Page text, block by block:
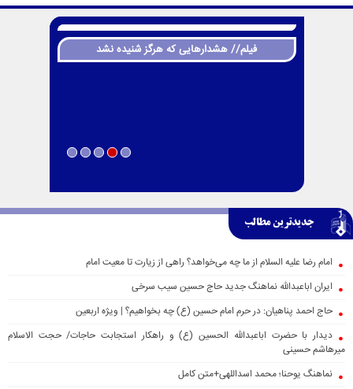
فیلم// هشدارهایی که هرگز شنیده نشد
جدیدترین مطالب
امام رضا علیه السلام از ما چه می‌خواهد؟ راهی از زیارت تا معیت امام
ایران اباعبدالله نماهنگ جدید حاج حسین سیب سرخی
حاج احمد پناهیان: در حرم امام حسین (ع) چه بخواهیم؟ | ویژه اربعین
دیدار با حضرت اباعبدالله الحسین (ع) و راهکار استجابت حاجات/ حجت الاسلام
میرهاشم حسینی
نماهنگ یوحنا؛ محمد اسداللهی+متن کامل